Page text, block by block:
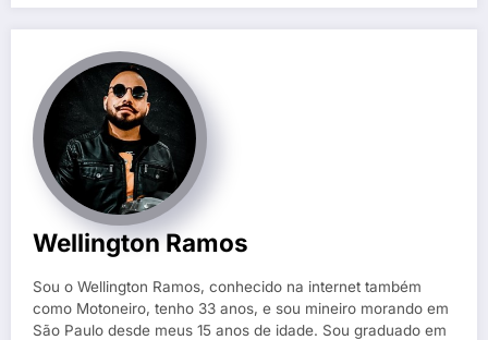
Wellington Ramos
Sou o Wellington Ramos, conhecido na internet também
como Motoneiro, tenho 33 anos, e sou mineiro morando em
São Paulo desde meus 15 anos de idade. Sou graduado em